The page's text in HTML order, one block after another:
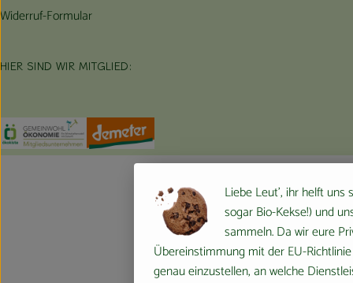
Widerruf-Formular
HIER SIND WIR MITGLIED:
Externer Link zu https://www.oekokiste.de/
Externer Link zu https://germany.econgood.org/
Liebe Leut', ihr helft uns
sogar Bio-Kekse!) und
sammeln. Da wir eure
Übereinstimmung mit der EU-
genau einzustellen, an welche